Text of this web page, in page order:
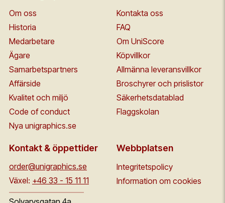
Om oss
Historia
Medarbetare
Ägare
Samarbetspartners
Affärside
Kvalitet och miljö
Code of conduct
Nya unigraphics.se
Kontakta oss
FAQ
Om UniScore
Köpvillkor
Allmänna leveransvillkor
Broschyrer och prislistor
Säkerhetsdatablad
Flaggskolan
Kontakt & öppettider
order@unigraphics.se
Växel: +46 33 - 15 11 11
Webbplatsen
Integritetspolicy
Information om cookies